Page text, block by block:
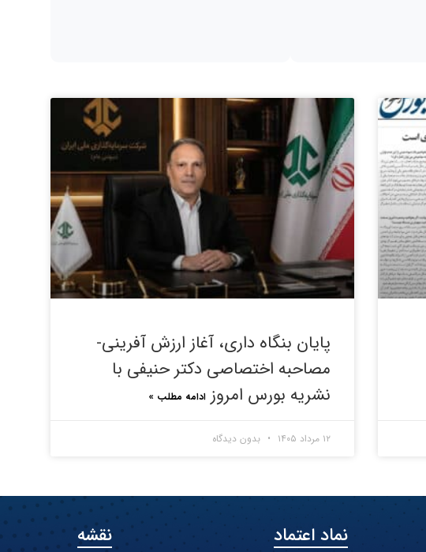
پایان بنگاه داری، آغاز ارزش آفرینی-
مصاحبه اختصاصی دکتر حنیفی با
نشریه بورس امروز ادامه مطلب »
۱۲ مرداد ۱۴۰۵ بدون دیدگاه
نماد اعتماد نقشه